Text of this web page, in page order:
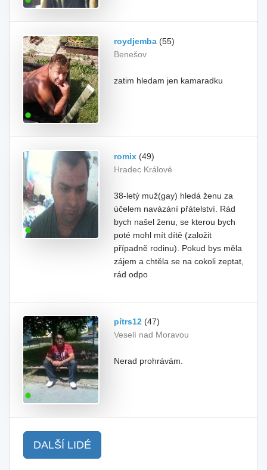
roydjemba (55)
Benešov
zatim hledam jen kamaradku
romix (49)
Hradec Králové
38-letý muž(gay) hledá ženu za
účelem navázání přátelství. Rád
bych našel ženu, se kterou bych
poté mohl mít dítě (založit
případně rodinu). Pokud bys měla
zájem a chtěla se na cokoli zeptat,
rád odpo
pítrs12 (47)
Veselí nad Moravou
Nerad prohrávám.
DALŠÍ LIDÉ